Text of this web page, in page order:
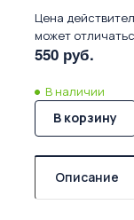
Цена
может
550 руб.
В наличии
В корзину
Описание